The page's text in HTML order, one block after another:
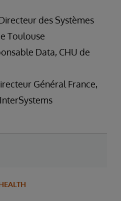
des Systèmes
Toulouse
Data, CHU de
Général France,